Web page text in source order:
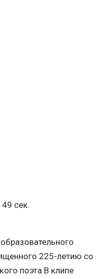
сек.
225-летию со
поэта.В клипе